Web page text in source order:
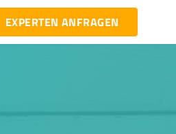
EXPERTEN ANFRAGEN